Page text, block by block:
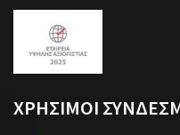
ΧΡΗΣΙΜΟΙ